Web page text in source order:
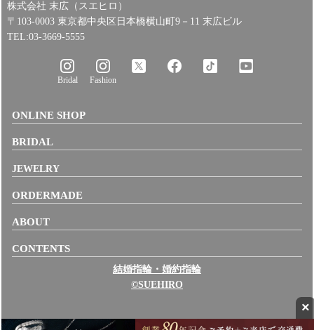
×
株式会社 末広（スエヒロ）
〒103-0003 東京都中央区日本橋横山町9－11 末広ビル
TEL:03-3669-5555
Bridal Fashion
ONLINE SHOP
BRIDAL
JEWELRY
ORDERMADE
ABOUT
CONTENTS
結婚指輪・婚約指輪
©SUEHIRO